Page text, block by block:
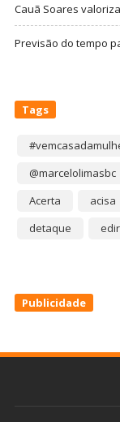
Cauã Soares
Previsão do tempo
Tags
@marcelolimasbc
Acerta
acisa
detaque
edir
Publicidade